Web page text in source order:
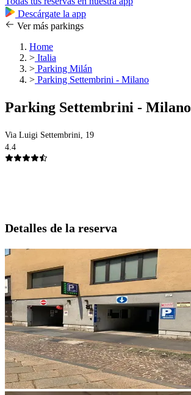
Descárgate la app
Ver más parkings
Home
> Italia
> Parking Milán
> Parking Settembrini - Milano
Parking Settembrini - Milano
Via Luigi Settembrini, 19
4.4
Detalles de la reserva